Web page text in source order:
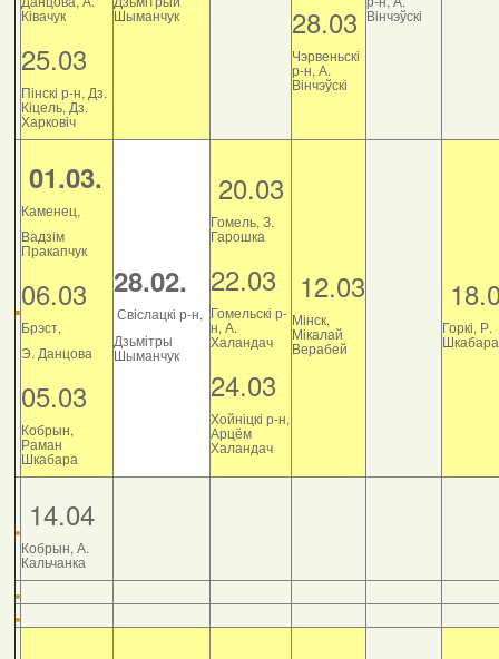
Ківачук
25.03
Пінскі р-н, Дз.
Кіцель, Дз.
Харковіч
Шыманчук 28.03
Чэрвеньскі
р-н, А.
Вінчэўскі
Вінчэўскі
01.03.
Каменец,
Вадзім
Пракапчук
06.03
Брэст,
Э. Данцова
05.03
Кобрын,
Раман
Шкабара
28.02.
Свіслацкі р-н,
Дзьмітры
Шыманчук
20.03
Гомель, З.
Гарошка
22.03
Гомельскі р-
н, А.
Халандач
24.03
Хойніцкі р-н,
Арцём
Халандач
12.03
Мінск,
Мікалай
Верабей
Горкі, Р.
Шкабара
14.04
Кобрын, А.
Кальчанка